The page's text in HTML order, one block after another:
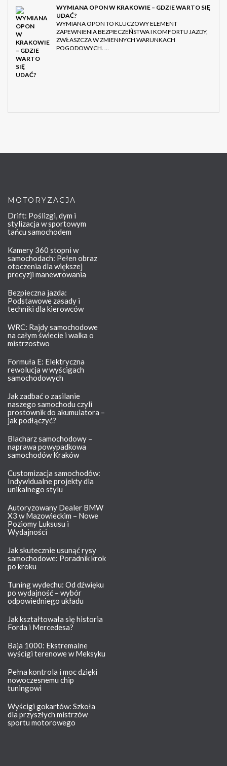
WYMIANA OPON W KRAKOWIE – GDZIE WARTO SIĘ
UDAĆ?
WYMIANA OPON TO KLUCZOWY ELEMENT
ZAPEWNIENIA BEZPIECZEŃSTWA I KOMFORTU JAZDY,
ZWŁASZCZA W ZMIENNYCH WARUNKACH
POGODOWYCH. …
MOTORYZACJA
Drift: Poślizgi, dym i
stylizacja w sportowym
tańcu samochodem
Kamery 360 stopni w
samochodach: Pełen obraz
otoczenia dla większej
precyzji manewrowania
Bezpieczna jazda:
Podstawowe zasady i
techniki dla kierowców
WRC: Rajdy samochodowe
na całym świecie i walka o
mistrzostwo
Formuła E: Elektryczna
rewolucja w wyścigach
samochodowych
Jak zadbać o zasilanie
naszego samochodu czyli
prostownik do akumulatora –
jak podłączyć?
Blacharz samochodowy –
naprawa powypadkowa
samochodów Kraków
Customizacja samochodów:
Indywidualne projekty dla
unikalnego stylu
Autoryzowany Dealer BMW
X3 w Mazowieckim – Nowe
Poziomy Luksusu i
Wydajności
Jak skutecznie usunąć rysy
samochodowe: Poradnik krok
po kroku
Tuning wydechu: Od dźwięku
po wydajność – wybór
odpowiedniego układu
Jak kształtowała się historia
Forda i Mercedesa?
Baja 1000: Ekstremalne
wyścigi terenowe w Meksyku
Pełna kontrola i moc dzięki
nowoczesnemu chip
tuningowi
Wyścigi gokartów: Szkoła
dla przyszłych mistrzów
sportu motorowego